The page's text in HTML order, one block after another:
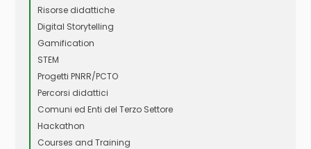
Risorse didattiche
Digital Storytelling
Gamification
STEM
Progetti PNRR/PCTO
Percorsi didattici
Comuni ed Enti del Terzo Settore
Hackathon
Courses and Training